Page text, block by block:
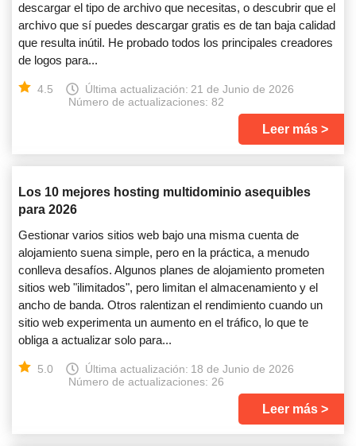
descargar el tipo de archivo que necesitas, o descubrir que el
archivo que sí puedes descargar gratis es de tan baja calidad
que resulta inútil. He probado todos los principales creadores
de logos para...
4.5 Última actualización: 21 de Junio de 2026
Número de actualizaciones: 82
Leer más
Los 10 mejores hosting multidominio asequibles
para 2026
Gestionar varios sitios web bajo una misma cuenta de
alojamiento suena simple, pero en la práctica, a menudo
conlleva desafíos. Algunos planes de alojamiento prometen
sitios web "ilimitados", pero limitan el almacenamiento y el
ancho de banda. Otros ralentizan el rendimiento cuando un
sitio web experimenta un aumento en el tráfico, lo que te
obliga a actualizar solo para...
5.0 Última actualización: 18 de Junio de 2026
Número de actualizaciones: 26
Leer más